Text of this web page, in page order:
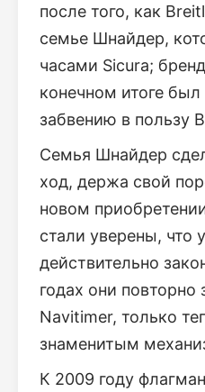
после того, как
семье Шнайдер,
часами Sicura;
конечном итоге
забвению в пользу
Семья Шнайдер
ход, держа свой
новом
стали уверены, что
действительно
годах они повторно
Navitimer, только
знаменитым
К 2009 году